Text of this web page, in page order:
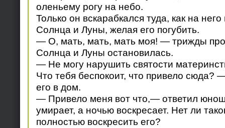
оленьему рогу на небо.
Только он вскарабкался туда, как на
Солнца и Луны, желая его погубить.
— О, мать, мать, мать моя! — трижды
Солнца и Луны остановилась.
— Не могу нарушить святости
Что тебя беспокоит, что привело сюда?
его в дом.
— Привело меня вот что,— ответил
умирает, а ночью воскресает. Нет ли
полностью воскресить его?